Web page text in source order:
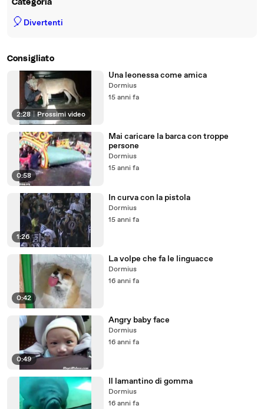
Categoria
🎈 Divertenti
Consigliato
2:28 | Prossimi video
Una leonessa come amica
Dormius
15 anni fa
0:58
Mai caricare la barca con troppe
persone
Dormius
15 anni fa
1:26
In curva con la pistola
Dormius
15 anni fa
0:42
La volpe che fa le linguacce
Dormius
16 anni fa
0:49
Angry baby face
Dormius
16 anni fa
Il lamantino di gomma
Dormius
16 anni fa